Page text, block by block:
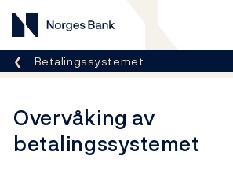
Norges Bank
Her er du nå:
Betalingssystemet
Overvåking av
betalingssystemet